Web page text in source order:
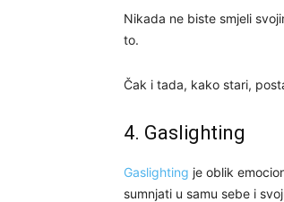
Nikada ne biste smjeli
to.
Čak i tada, kako stari,
4. Gaslighting
Gaslighting je oblik
sumnjati u samu sebe i